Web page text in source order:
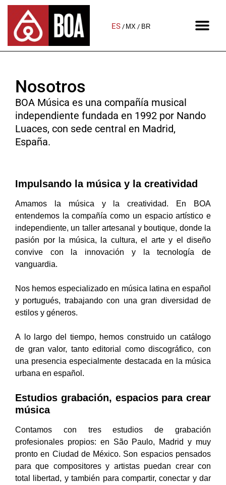
ES MX BR
Nosotros​
BOA Música es una compañía musical
independiente fundada en 1992 por Nando
Luaces, con sede central en Madrid,
España.
Impulsando la música y la creatividad
Amamos la música y la creatividad. En BOA
entendemos la compañía como un espacio artístico e
independiente, un taller artesanal y boutique, donde la
pasión por la música, la cultura, el arte y el diseño
convive con la innovación y la tecnología de
vanguardia.
Nos hemos especializado en música latina en español
y portugués, trabajando con una gran diversidad de
estilos y géneros.
A lo largo del tiempo, hemos construido un catálogo
de gran valor, tanto editorial como discográfico, con
una presencia especialmente destacada en la música
urbana en español.
Estudios grabación, espacios para crear
música
Contamos con tres estudios de grabación
profesionales propios: en São Paulo, Madrid y muy
pronto en Ciudad de México. Son espacios pensados
para que compositores y artistas puedan crear con
total libertad, y también para compartir, conectar y dar